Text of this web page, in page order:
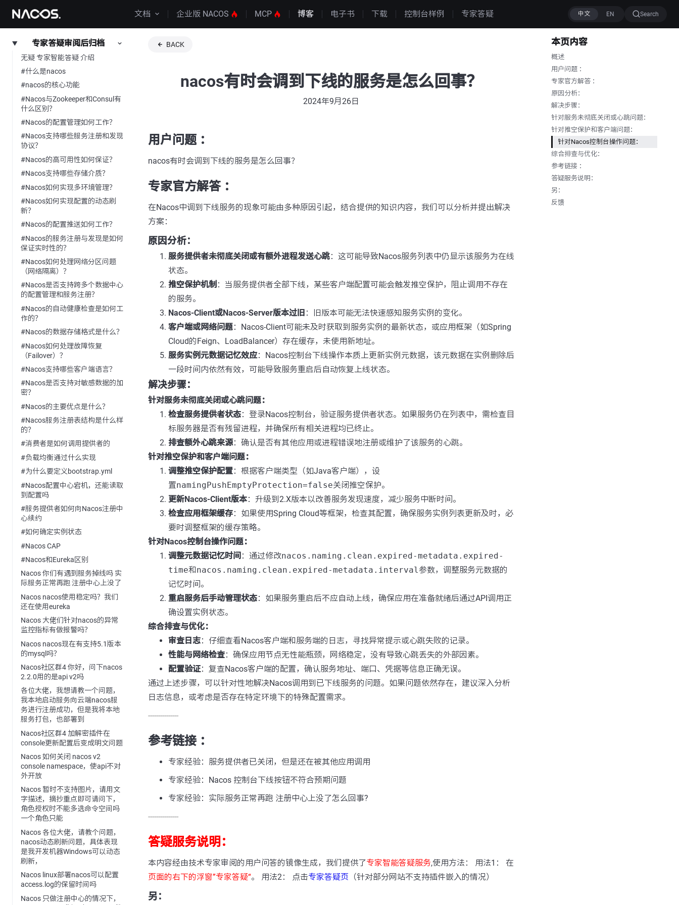
文档 企业版 NACOS MCP 博客 电子书 下载 控制台样例 专家答疑 Search
专家答疑审阅后归档
无疑 专家智能答疑 介绍
#什么是nacos
#nacos的核心功能
#Nacos与Zookeeper和Consul有
什么区别？
#Nacos的配置管理如何工作？
#Nacos支持哪些服务注册和发现
协议？
#Nacos的高可用性如何保证？
#Nacos支持哪些存储介质？
#Nacos如何实现多环境管理？
#Nacos如何实现配置的动态刷
新？
#Nacos的配置推送如何工作？
#Nacos的服务注册与发现是如何
保证实时性的？
#Nacos如何处理网络分区问题
（网络隔离）？
#Nacos是否支持跨多个数据中心
的配置管理和服务注册？
#Nacos的自动健康检查是如何工
作的？
#Nacos的数据存储格式是什么？
#Nacos如何处理故障恢复
（Failover）？
#Nacos支持哪些客户端语言？
#Nacos是否支持对敏感数据的加
密？
#Nacos的主要优点是什么？
#Nacos服务注册表结构是什么样
的？
#消费者是如何调用提供者的
#负载均衡通过什么实现
#为什么要定义bootstrap.yml
#Nacos配置中心宕机，还能读取
到配置吗
#服务提供者如何向Nacos注册中
心续约
#如何确定实例状态
#Nacos CAP
#Nacos和Eureka区别
Nacos 你们有遇到服务掉线吗 实
际服务正常再跑 注册中心上没了
Nacos nacos使用稳定吗？我们
还在使用eureka
Nacos 大佬们针对nacos的异常
监控指标有做报警吗？
Nacos nacos现在有支持5.1版本
的mysql吗？
Nacos社区群4 你好，问下nacos
2.2.0用的是api v2吗
各位大佬，我想请教一个问题，
我本地启动服务向云端nacos服
务进行注册成功，但是我将本地
服务打包，也部署到
Nacos社区群4 加解密插件在
console更新配置后变成明文问题
Nacos 如何关闭 nacos v2
console namespace，使api不对
外开放
Nacos 暂时不支持图片，请用文
字描述，摘抄重点即可请问下，
角色授权时不能多选命令空间吗
一个角色只能
Nacos 各位大佬，请教个问题，
nacos动态刷新问题，具体表现
是我开发机器Windows可以动态
刷新，
Nacos linux部署nacos可以配置
access.log的保留时间吗
Nacos 只做注册中心的情况下，
BACK
nacos有时会调到下线的服务是怎么回事？
2024年9月26日
用户问题 ：
nacos有时会调到下线的服务是怎么回事？
专家官方解答 ：
在Nacos中调到下线服务的现象可能由多种原因引起，结合提供的知识内容，我们可以分析并提出解决
方案：
原因分析：
服务提供者未彻底关闭或有额外进程发送心跳：这可能导致Nacos服务列表中仍显示该服务为在线
状态。
推空保护机制 ：当服务提供者全部下线，某些客户端配置可能会触发推空保护，阻止调用不存在
的服务。
Nacos-Client或Nacos-Server版本过旧 ：旧版本可能无法快速感知服务实例的变化。
客户端或网络问题：Nacos-Client可能未及时获取到服务实例的最新状态，或应用框架（如Spring
Cloud的Feign、LoadBalancer）存在缓存，未使用新地址。
服务实例元数据记忆效应：Nacos控制台下线操作本质上更新实例元数据，该元数据在实例删除后
一段时间内依然有效，可能导致服务重启后自动恢复上线状态。
解决步骤：
针对服务未彻底关闭或心跳问题：
检查服务提供者状态：登录Nacos控制台，验证服务提供者状态。如果服务仍在列表中，需检查目
标服务器是否有残留进程，并确保所有相关进程均已终止。
排查额外心跳来源：确认是否有其他应用或进程错误地注册或维护了该服务的心跳。
针对推空保护和客户端问题：
调整推空保护配置：根据客户端类型（如Java客户端），设
置namingPushEmptyProtection=false关闭推空保护。
更新Nacos-Client版本：升级到2.X版本以改善服务发现速度，减少服务中断时间。
检查应用框架缓存：如果使用Spring Cloud等框架，检查其配置，确保服务实例列表更新及时，必
要时调整框架的缓存策略。
针对Nacos控制台操作问题：
调整元数据记忆时间 ：通过修改nacos.naming.clean.expired-metadata.expired-
time和nacos.naming.clean.expired-metadata.interval参数，调整服务元数据的
记忆时间。
重启服务后手动管理状态：如果服务重启后不应自动上线，确保应用在准备就绪后通过API调用正
确设置实例状态。
综合排查与优化：
审查日志：仔细查看Nacos客户端和服务端的日志，寻找异常提示或心跳失败的记录。
性能与网络检查：确保应用节点无性能瓶颈，网络稳定，没有导致心跳丢失的外部因素。
配置验证：复查Nacos客户端的配置，确认服务地址、端口、凭据等信息正确无误。
通过上述步骤，可以针对性地解决Nacos调用到已下线服务的问题。如果问题依然存在，建议深入分析
日志信息，或考虑是否存在特定环境下的特殊配置需求。
---------------
参考链接 ：
专家经验：服务提供者已关闭，但是还在被其他应用调用
专家经验：Nacos 控制台下线按钮不符合预期问题
专家经验：实际服务正常再跑 注册中心上没了怎么回事?
---------------
答疑服务说明：
本内容经由技术专家审阅的用户问答的镜像生成，我们提供了专家智能答疑服务,使用方法： 用法1： 在
页面的右下的浮窗”专家答疑“。 用法2： 点击专家答疑页 （针对部分网站不支持插件嵌入的情况）
另：
本页内容
概述
用户问题 ：
专家官方解答 ：
原因分析：
解决步骤：
针对服务未彻底关闭或心跳问题：
针对推空保护和客户端问题：
针对Nacos控制台操作问题：
综合排查与优化：
参考链接 ：
答疑服务说明：
另：
反馈